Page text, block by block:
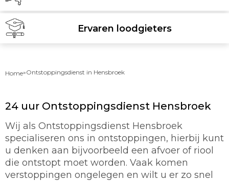
Ervaren loodgieters
Home»Ontstoppingsdienst in Hensbroek
24 uur Ontstoppingsdienst Hensbroek
Wij als Ontstoppingsdienst Hensbroek
specialiseren ons in ontstoppingen, hierbij kunt
u denken aan bijvoorbeeld een afvoer of riool
die ontstopt moet worden. Vaak komen
verstoppingen ongelegen en wilt u er zo snel